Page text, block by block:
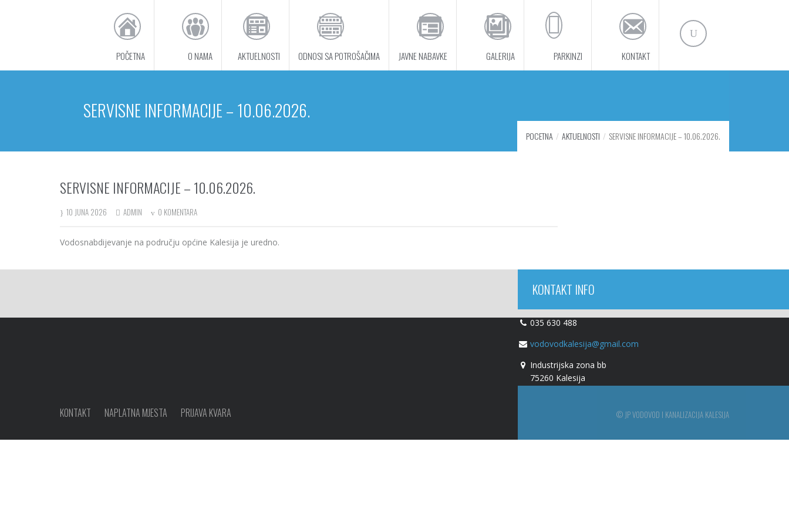
POČETNA O NAMA AKTUELNOSTI ODNOSI SA POTROŠAČIMA JAVNE NABAVKE GALERIJA PARKINZI KONTAKT
SERVISNE INFORMACIJE – 10.06.2026.
POCETNA AKTUELNOSTI SERVISNE INFORMACIJE – 10.06.2026.
SERVISNE INFORMACIJE – 10.06.2026.
10 JUNA 2026 ADMIN 0 KOMENTARA
Vodosnabdijevanje na području općine Kalesija je uredno.
KONTAKT INFO
035 630 488
vodovodkalesija@gmail.com
Industrijska zona bb
75260 Kalesija
KONTAKT NAPLATNA MJESTA PRIJAVA KVARA © JP VODOVOD I KANALIZACIJA KALESIJA